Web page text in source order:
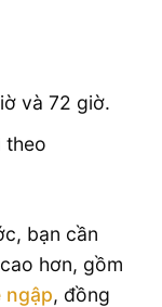
và 72 giờ.
theo
bạn cần
hơn, gồm
ngập, đồng